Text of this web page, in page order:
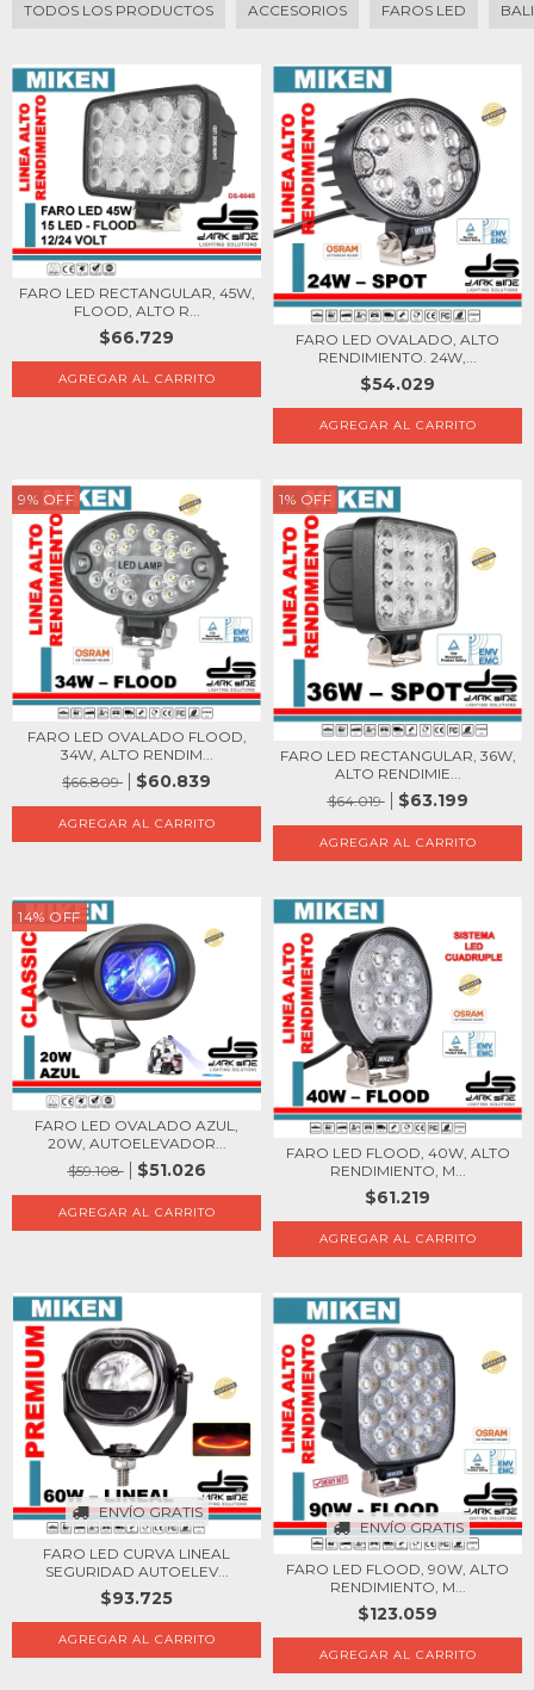
TODOS LOS PRODUCTOS ACCESORIOS FAROS LED
FARO LED RECTANGULAR, 45W,
FLOOD, ALTO R...
$66.729
FARO LED OVALADO, ALTO
RENDIMIENTO. 24W,...
$54.029
9% OFF
FARO LED OVALADO FLOOD,
34W, ALTO RENDIM...
$66.809
$60.839
1% OFF
FARO LED RECTANGULAR, 36W,
ALTO RENDIMIE...
$64.019
$63.199
14% OFF
FARO LED OVALADO AZUL,
20W, AUTOELEVADOR...
$59.108
$51.026
FARO LED FLOOD, 40W, ALTO
RENDIMIENTO, M...
$61.219
ENVÍO GRATIS
FARO LED CURVA LINEAL
SEGURIDAD AUTOELEV...
$93.725
ENVÍO GRATIS
FARO LED FLOOD, 90W, ALTO
RENDIMIENTO, M...
$123.059